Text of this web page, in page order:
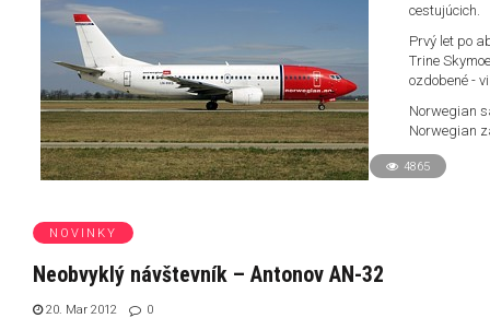
cestujúcich.
Prvý let po
Trine
ozdobené -
Norwegian
Norwegian
4865
NOVINKY
Neobvyklý návštevník – Antonov AN-32
20. Mar 2012 0